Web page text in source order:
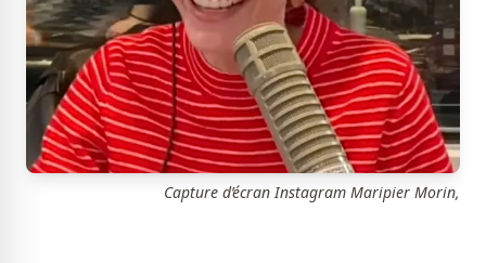
Capture d’écran Instagram Maripier Morin,